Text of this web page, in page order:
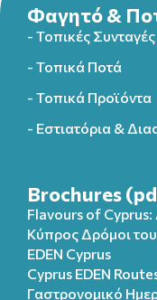
Φαγητό &
- Τοπικές Συνταγές
- Τοπικά Ποτά
- Τοπικά Προϊόντα
- Εστιατόρια &
Brochures
Flavours of
Κύπρος Δρόμοι
EDEN Cyprus
Cyprus EDEN
Γαστρονομικό